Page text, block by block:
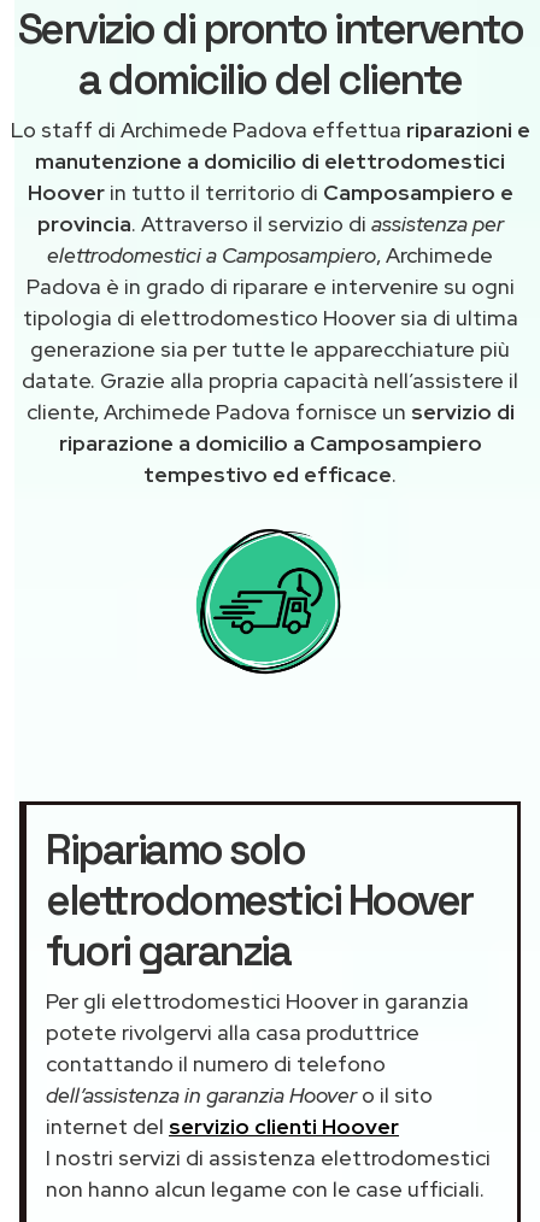
Servizio di pronto intervento
a domicilio del cliente
Lo staff di Archimede Padova effettua riparazioni e
manutenzione a domicilio di elettrodomestici
Hooverin tutto il territorio di Camposampiero e
provincia. Attraverso il servizio di assistenza per
elettrodomestici a Camposampiero, Archimede
Padova è in grado di riparare e intervenire su ogni
tipologia di elettrodomestico Hoover sia di ultima
generazione sia per tutte le apparecchiature più
datate. Grazie alla propria capacità nell’assistere il
cliente, Archimede Padova fornisce un servizio di
riparazione a domicilio a Camposampiero
tempestivo ed efficace.
Ripariamo solo
elettrodomestici Hoover
fuori garanzia
Per gli elettrodomestici Hoover in garanzia
potete rivolgervi alla casa produttrice
contattando il numero di telefono
dell’assistenza in garanzia Hoovero il sito
internet del servizio clienti Hoover
I nostri servizi di assistenza elettrodomestici
non hanno alcun legame con le case ufficiali.